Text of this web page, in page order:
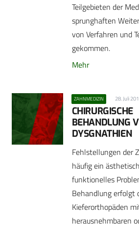
Teilgebieten der
sprunghaften
von Verfahren und
gekommen.
Mehr
ZAHNMEDIZIN 28. Juli
CHIRURGISCHE
BEHANDLUNG
DYSGNATHIEN
Fehlstellungen der
häufig ein
funktionelles
Behandlung erfolgt
Kieferorthopäden
herausnehmbaren